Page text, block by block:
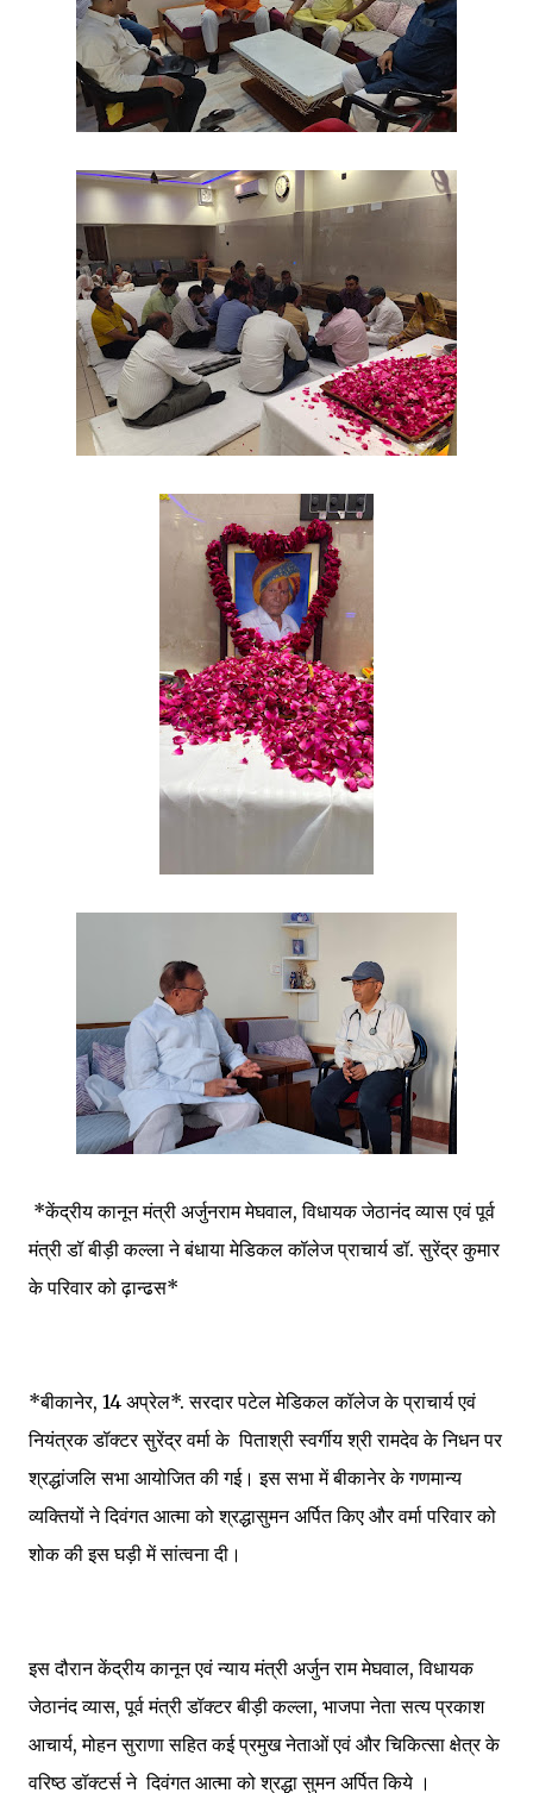
*केंद्रीय कानून मंत्री अर्जुनराम मेघवाल, विधायक जेठानंद व्यास एवं पूर्व
मंत्री डॉ बीड़ी कल्ला ने बंधाया मेडिकल कॉलेज प्राचार्य डॉ. सुरेंद्र कुमार
के परिवार को ढ़ान्ढस*
*बीकानेर, 14 अप्रेल*. सरदार पटेल मेडिकल कॉलेज के प्राचार्य एवं
नियंत्रक डॉक्टर सुरेंद्र वर्मा के पिताश्री स्वर्गीय श्री रामदेव के निधन पर
श्रद्धांजलि सभा आयोजित की गई। इस सभा में बीकानेर के गणमान्य
व्यक्तियों ने दिवंगत आत्मा को श्रद्धासुमन अर्पित किए और वर्मा परिवार को
शोक की इस घड़ी में सांत्वना दी।
इस दौरान केंद्रीय कानून एवं न्याय मंत्री अर्जुन राम मेघवाल, विधायक
जेठानंद व्यास, पूर्व मंत्री डॉक्टर बीड़ी कल्ला, भाजपा नेता सत्य प्रकाश
आचार्य, मोहन सुराणा सहित कई प्रमुख नेताओं एवं और चिकित्सा क्षेत्र के
वरिष्ठ डॉक्टर्स ने दिवंगत आत्मा को श्रद्धा सुमन अर्पित किये ।